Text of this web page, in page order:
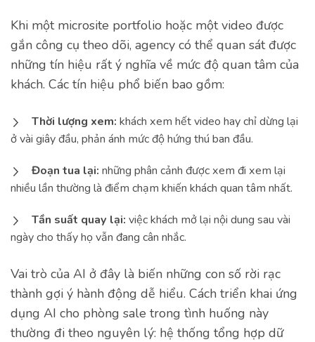
Khi một microsite portfolio hoặc một video được
gắn công cụ theo dõi, agency có thể quan sát được
những tín hiệu rất ý nghĩa về mức độ quan tâm của
khách. Các tín hiệu phổ biến bao gồm:
Thời lượng xem: khách xem hết video hay chỉ dừng lại
ở vài giây đầu, phản ánh mức độ hứng thú ban đầu.
Đoạn tua lại: những phân cảnh được xem đi xem lại
nhiều lần thường là điểm chạm khiến khách quan tâm nhất.
Tần suất quay lại: việc khách mở lại nội dung sau vài
ngày cho thấy họ vẫn đang cân nhắc.
Vai trò của AI ở đây là biến những con số rời rạc
thành gợi ý hành động dễ hiểu. Cách triển khai ứng
dụng AI cho phòng sale trong tình huống này
thường đi theo nguyên lý: hệ thống tổng hợp dữ